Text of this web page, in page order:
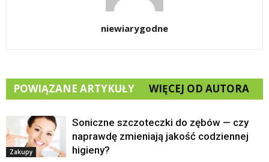
niewiarygodne
POWIĄZANE ARTYKUŁY WIĘCEJ OD AUTORA
Zakupy
Soniczne szczoteczki do zębów — czy
naprawdę zmieniają jakość codziennej
higieny?